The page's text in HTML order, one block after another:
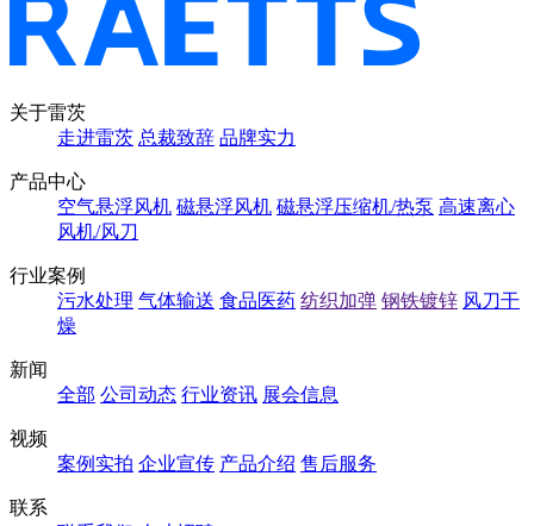
关于雷茨
走进雷茨 总裁致辞 品牌实力
产品中心
空气悬浮风机 磁悬浮风机 磁悬浮压缩机/热泵 高速离心
风机/风刀
行业案例
污水处理 气体输送 食品医药 纺织加弹 钢铁镀锌 风刀干
燥
新闻
全部 公司动态 行业资讯 展会信息
视频
案例实拍 企业宣传 产品介绍 售后服务
联系